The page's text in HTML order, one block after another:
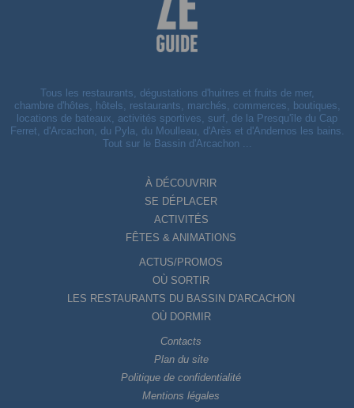
Tous les restaurants, dégustations d'huitres et fruits de mer,
chambre d'hôtes, hôtels, restaurants, marchés, commerces, boutiques,
locations de bateaux, activités sportives, surf, de la Presqu'île du Cap
Ferret, d'Arcachon, du Pyla, du Moulleau, d'Arès et d'Andernos les bains.
Tout sur le Bassin d'Arcachon ...
À DÉCOUVRIR
SE DÉPLACER
ACTIVITÉS
FÊTES & ANIMATIONS
ACTUS/PROMOS
OÙ SORTIR
LES RESTAURANTS DU BASSIN D'ARCACHON
OÙ DORMIR
Contacts
Plan du site
Politique de confidentialité
Mentions légales